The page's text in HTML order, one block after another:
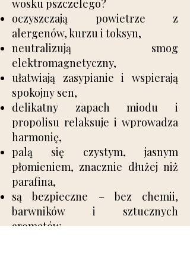
wosku pszczelego?
oczyszczają powietrze z
alergenów, kurzu i toksyn,
neutralizują smog
elektromagnetyczny,
ułatwiają zasypianie i wspierają
spokojny sen,
delikatny zapach miodu i
propolisu relaksuje i wprowadza
harmonię,
palą się czystym, jasnym
płomieniem, znacznie dłużej niż
parafina,
są bezpieczne – bez chemii,
barwników i sztucznych
aromatów.